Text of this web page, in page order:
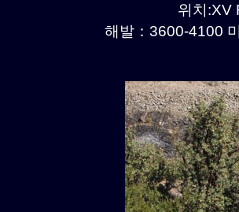
위치:XV
해발：3600-4100